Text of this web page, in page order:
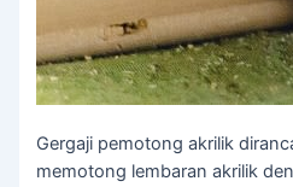
Gergaji pemotong akrilik
memotong lembaran akrilik